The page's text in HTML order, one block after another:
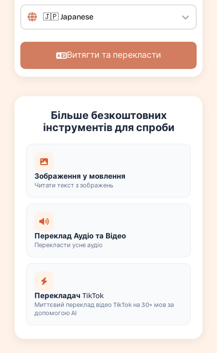
Витягти та перекласти
Більше безкоштовних
інструментів для спроби
Зображення у мовлення
Читати текст з зображень
Переклад Аудіо та Відео
Перекласти усне аудіо
Перекладач TikTok
Миттєвий переклад відео TikTok на 30+ мов за
допомогою AI